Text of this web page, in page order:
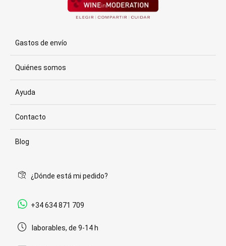
Gastos de envío
Quiénes somos
Ayuda
Contacto
Blog
¿Dónde está mi pedido?
+34 634 871 709
laborables, de 9-14 h